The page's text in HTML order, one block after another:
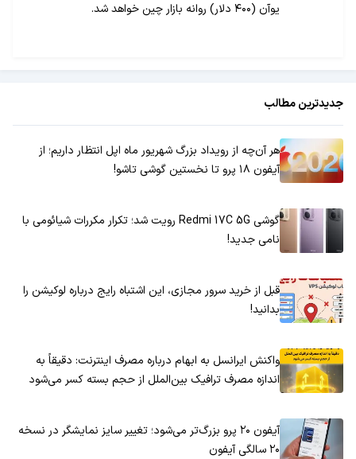
یوآن (۴۰۰ دلار) روانه بازار چین خواهد شد.
جدیدترین مطالب
هر آن‌چه از رویداد بزرگ شهریور ماه اپل انتظار داریم؛ از
آیفون ۱۸ پرو تا نخستین گوشی تاشو!
گوشی Redmi 17C 5G رویت شد؛ تکرار مکررات شیائومی با
نامی جدید!
قبل از خرید سرور مجازی، این اشتباه رایج درباره لوکیشن را
بدانید!
واکنش ایرانسل به ابهام درباره مصرف اینترنت: دقیقاً به
اندازه مصرف ترافیک بین‌الملل از حجم بسته کسر می‌شود
آیفون ۲۰ پرو بزرگ‌تر می‌شود؛ تغییر سایز نمایشگر در نسخه
۲۰ سالگی آیفون